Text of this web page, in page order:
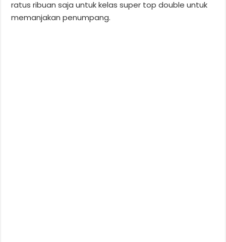
ratus ribuan saja untuk kelas super top double untuk
memanjakan penumpang.